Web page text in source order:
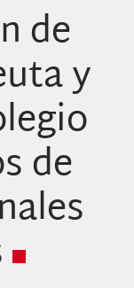
de
y
de